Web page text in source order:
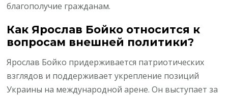
благополучие гражданам.
Как Ярослав Бойко относится к
вопросам внешней политики?
Ярослав Бойко придерживается патриотических
взглядов и поддерживает укрепление позиций
Украины на международной арене. Он выступает за